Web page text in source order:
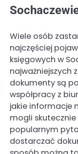
Wiele osób
najczęściej
księgowych w
najważniejszych
dokumenty są
współpracy z
jakie informacje
mogli
popularnym
dostarczać